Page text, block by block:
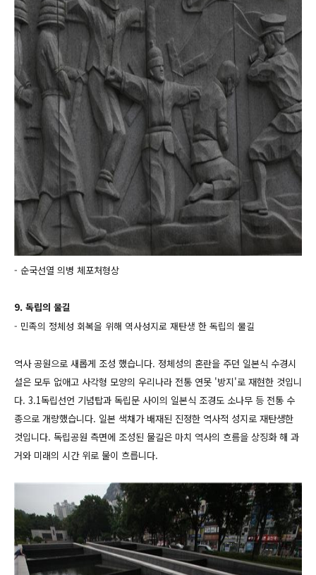
- 순국선열 의병 체포처형상
9. 독립의 물길
- 민족의 정체성 회복을 위해 역사성지로 재탄생 한 독립의 물길
역사 공원으로 새롭게 조성 했습니다. 정체성의 혼란을 주던 일본식 수경시
설은 모두 없애고 사각형 모양의 우리나라 전통 연못 '방지'로 재현한 것입니
다. 3.1독립선언 기념탑과 독립문 사이의 일본식 조경도 소나무 등 전통 수
종으로 개량했습니다. 일본 색채가 배재된 진정한 역사적 성지로 재탄생한
것입니다. 독립공원 측면에 조성된 물길은 마치 역사의 흐름을 상징화 해 과
거와 미래의 시간 위로 물이 흐릅니다.